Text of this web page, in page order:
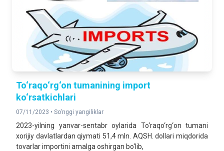
To‘raqo‘rg‘on tumanining import
ko‘rsatkichlari
07/11/2023 • So'nggi yangiliklar
2023-yilning yanvar-sentabr oylarida To‘raqo‘rg‘on tumani
xorijiy davlatlardan qiymati 51,4 mln. AQSH. dollari miqdorida
tovarlar importini amalga oshirgan bo‘lib,